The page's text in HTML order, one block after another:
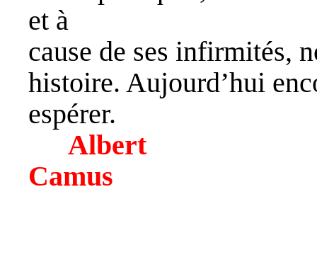
et à
cause de ses infirmités,
histoire. Aujourd’hui
espérer.
Albert
Camus